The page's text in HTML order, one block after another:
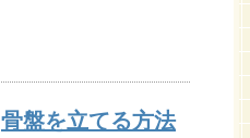
骨盤を立てる方法